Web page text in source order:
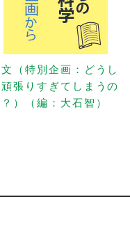
文（特別企画：どうし
張りすぎてしまうの
）（編：大石智）